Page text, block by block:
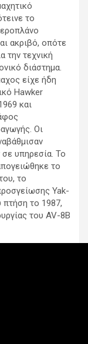
το
ακριβό, οπότε
την τεχνική
διάστημα.
είχε ήδη
Hawker
και
Οι
υπηρεσία. Το
το
το
Yak-
πτήση το 1987,
του AV-8B